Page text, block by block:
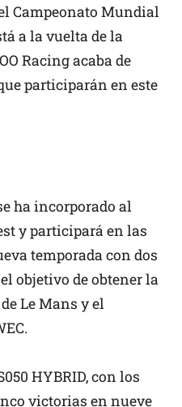
Campeonato Mundial
a la vuelta de la
Racing acaba de
participarán en este
ha incorporado al
y participará en las
temporada con dos
objetivo de obtener la
Le Mans y el
HYBRID, con los
victorias en nueve